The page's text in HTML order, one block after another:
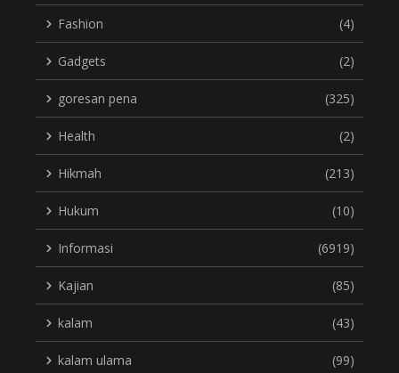
Fashion (4)
Gadgets (2)
goresan pena (325)
Health (2)
Hikmah (213)
Hukum (10)
Informasi (6919)
Kajian (85)
kalam (43)
kalam ulama (99)